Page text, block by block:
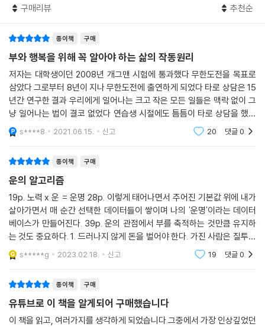
의 고통을 겪고 있다면 우주가 당신을 크게 쓰기 위한 큰 그림을 그리고 있
과적으로 가장 이로운 상황으로 해소될 것이다. 아무리 좋은 시기도, 힘든
시기도 때가 되면 끝난다. 천하의 범사에는 기한이 있고 때가 되면 모든 목
적이 이루어진다.
--- p.238, 「운이 나쁜 시기에도 얻을 것이 있다」 중에서
키는 것. 내가 가진 것을 타인과 세상을 위해 선선히 베풀되, 몸가짐과 마음
운명으로 가는 바탕이라는 저자의 조언은 독자들로 하여금 주어진 운명 앞
에 굴복하거나 순응하기보다 주체적이고 능동적인 태도로 선한 방향을 향
해 나아가도록 독려한다.
지금 당장 내 삶에 적용하여 운을 끌어올릴 수 있는 실천적인 방법들
특히 운의 알고리즘을 6개의 법칙으로 일목요연하게 정리한 것은 이 책의
백미 중 하나다. ‘운에도 균형이 필요하다’, ‘운이 나빠도 행복할 수 있다’,
‘흐르는 물은 돌아오지 않는다’, ‘안될 운명에도 임계점이 있다’, ‘습의 늪에
빠지지 마라’ 등의 메시지는 잘될 운명을 따라가는 일도 중요하지만, 안될
운명을 피하는 것 역시 복이자 또 다른 행운임을 알려준다. 이와 같은 행운
과 불운을 바라보는 저자의 균형 잡힌 시선은 우리 삶을 보다 유연하고 포
용적으로 받아들일 수 있도록 안내한다. 또한 본문의 내용 이외에도 독자
들 스스로가 자신의 기질 및 성향을 되돌아보고 객관적으로 파악해볼 수
있는 ‘4원소 성향 분석 테스트’를 별지로 실었다. 자신이 어떤 기질을 타고
났는지에 대한 올바른 자각은 잘될 운명의 토대가 되어줄 것이다. 본문 전
고 덮는 순간 대운의 흐름 위에 올라선 듯한 든든한 기분이 들 것이다.
“당신의 운을 믿고 따라가세요, 잘될 운명입니다.”
구매리뷰 추천순
종이책 구매
부와 행복을 위해 꼭 알아야 하는 삶의 작동원리
저자는 대학생이던 2008년 개그맨 시험에 통과했다 무한도전을 목표로
삼았다 그로부터 8년이 지나 무한도전에 출연하게 되었다 타로 상담은 15
년간 연구한 결과 우리에게 일어나는 크고 작은 모든 일들은 맥락 없이 그
냥 일어나는 법이 결코 없었다 연습생 시절에도 틈틈이 타로 상담을 했는
데 예능작가들에게 무료로 타로상담을 해주었고 그들의 고충을 들어주었
다 운의 알고리즘은 독
s****8 2021.06.15. 신고 20 댓글0
종이책 구매
운의 알고리즘
19p. 노력 x 운 = 운명 28p. 이렇게 태어나면서 주어진 기본값 위에 내가
살아가면서 매 순간 선택한 데이터들이 쌓이며 나의 '운명'이라는 데이터
베이스가 만들어진다. 39p. 운의 관점에서 부를 축적하는 것만큼 유지하
는 것도 중요하다. 1. 드러나지 않게 돈을 벌어야 한다. 가진 사람은 질투와
시기의 대상이 될 수 밖에 없다. 2. 자신의 운을 알아야 한다. 3. 부를 나눈
다.
s*****g 2023.02.18. 신고 19 댓글0
종이책 구매
유튜브로 이 책을 알게되어 구매했습니다
이 책을 읽고, 여러가지를 생각하게 되었습니다.그중에서 가장 인상깊었던